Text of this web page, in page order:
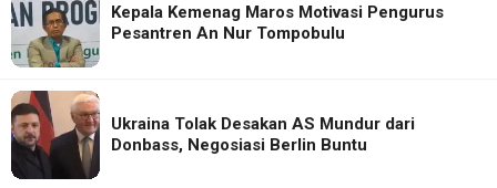
Kepala Kemenag Maros Motivasi Pengurus
Pesantren An Nur Tompobulu
Ukraina Tolak Desakan AS Mundur dari
Donbass, Negosiasi Berlin Buntu